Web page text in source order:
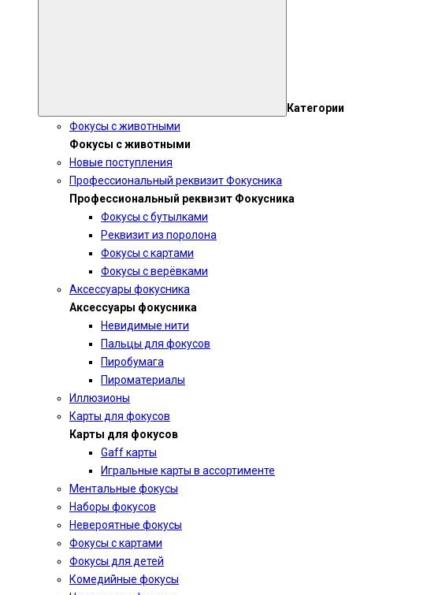
Категории
Фокусы с животными
Фокусы с животными
Новые поступления
Профессиональный реквизит Фокусника
Профессиональный реквизит Фокусника
Фокусы с бутылками
Реквизит из поролона
Фокусы с картами
Фокусы с верёвками
Аксессуары фокусника
Аксессуары фокусника
Невидимые нити
Пальцы для фокусов
Пиробумага
Пироматериалы
Иллюзионы
Карты для фокусов
Карты для фокусов
Gaff карты
Игральные карты в ассортименте
Ментальные фокусы
Наборы фокусов
Невероятные фокусы
Фокусы с картами
Фокусы для детей
Комедийные фокусы